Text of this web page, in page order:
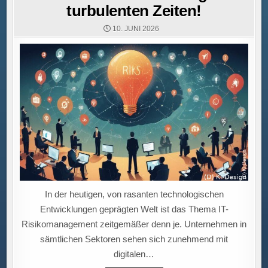
turbulenten Zeiten!
10. JUNI 2026
In der heutigen, von rasanten technologischen
Entwicklungen geprägten Welt ist das Thema IT-
Risikomanagement zeitgemäßer denn je. Unternehmen in
sämtlichen Sektoren sehen sich zunehmend mit
digitalen…